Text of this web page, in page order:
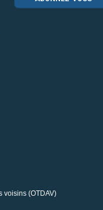
voisins (OTDAV)